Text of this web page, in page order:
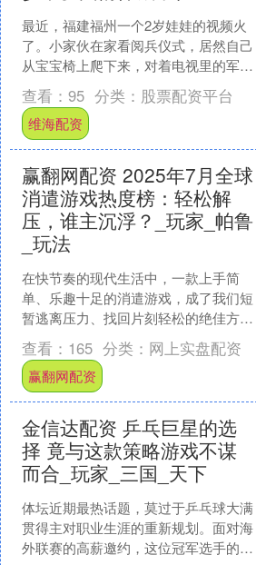
最近，福建福州一个2岁娃娃的视频火
了。小家伙在家看阅兵仪式，居然自己
从宝宝椅上爬下来，对着电视里的军人
有模有样地敬礼、踢正步，把妈妈都看
傻了。这到底是咋回事呢？....
查看： 95 分类： 股票配资平台
维海配资
赢翻网配资 2025年7月全球
消遣游戏热度榜：轻松解
压，谁主沉浮？_玩家_帕鲁
_玩法
在快节奏的现代生活中，一款上手简
单、乐趣十足的消遣游戏，成了我们短
暂逃离压力、找回片刻轻松的绝佳方
式。那么，本月又有哪些游戏成功俘获
了全球玩家的碎片时间？这份最....
查看： 165 分类： 网上实盘配资
赢翻网配资
金信达配资 乒乓巨星的选
择 竟与这款策略游戏不谋
而合_玩家_三国_天下
体坛近期最热话题，莫过于乒乓球大满
贯得主对职业生涯的重新规划。面对海
外联赛的高薪邀约，这位冠军选手的回